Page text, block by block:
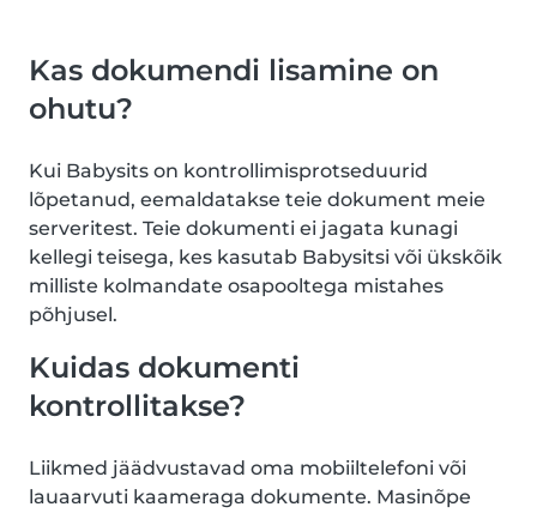
Kas dokumendi lisamine on
ohutu?
Kui Babysits on kontrollimisprotseduurid
lõpetanud, eemaldatakse teie dokument meie
serveritest. Teie dokumenti ei jagata kunagi
kellegi teisega, kes kasutab Babysitsi või ükskõik
milliste kolmandate osapooltega mistahes
põhjusel.
Kuidas dokumenti
kontrollitakse?
Liikmed jäädvustavad oma mobiiltelefoni või
lauaarvuti kaameraga dokumente. Masinõpe